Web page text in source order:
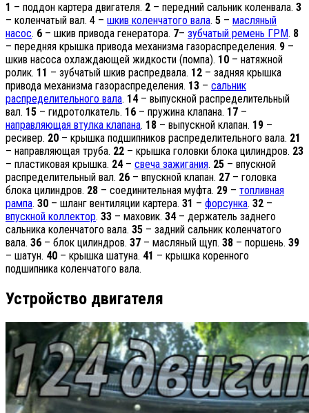
1 – поддон картера двигателя. 2 – передний сальник коленвала. 3
– коленчатый вал. 4 – шкив коленчатого вала. 5 – масляный
насос. 6 – шкив привода генератора. 7– зубчатый ремень ГРМ. 8
– передняя крышка привода механизма газораспределения. 9 –
шкив насоса охлаждающей жидкости (помпа). 10 – натяжной
ролик. 11 – зубчатый шкив распредвала. 12 – задняя крышка
привода механизма газораспределения. 13 – сальник
распределительного вала. 14– выпускной распределительный
вал. 15 – гидротолкатель. 16 – пружина клапана. 17 –
направляющая втулка клапана. 18 – выпускной клапан. 19 –
ресивер. 20 – крышка подшипников распределительного вала. 21
– направляющая труба. 22 – крышка головки блока цилиндров. 23
– пластиковая крышка. 24– свеча зажигания. 25 – впускной
распределительный вал. 26 – впускной клапан. 27 – головка
блока цилиндров. 28 – соединительная муфта. 29 – топливная
рампа. 30 – шланг вентиляции картера. 31 – форсунка. 32 –
впускной коллектор. 33 – маховик. 34– держатель заднего
сальника коленчатого вала. 35 – задний сальник коленчатого
вала. 36 – блок цилиндров. 37 – масляный щуп. 38 – поршень. 39
– шатун. 40 – крышка шатуна. 41 – крышка коренного
подшипника коленчатого вала.
Устройство двигателя